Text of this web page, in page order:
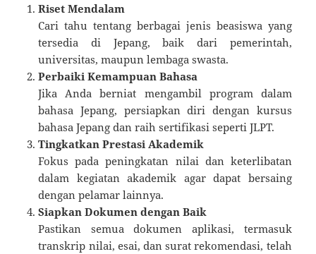
Riset Mendalam
Cari tahu tentang berbagai jenis beasiswa yang
tersedia di Jepang, baik dari pemerintah,
universitas, maupun lembaga swasta.
Perbaiki Kemampuan Bahasa
Jika Anda berniat mengambil program dalam
bahasa Jepang, persiapkan diri dengan kursus
bahasa Jepang dan raih sertifikasi seperti JLPT.
Tingkatkan Prestasi Akademik
Fokus pada peningkatan nilai dan keterlibatan
dalam kegiatan akademik agar dapat bersaing
dengan pelamar lainnya.
Siapkan Dokumen dengan Baik
Pastikan semua dokumen aplikasi, termasuk
transkrip nilai, esai, dan surat rekomendasi, telah